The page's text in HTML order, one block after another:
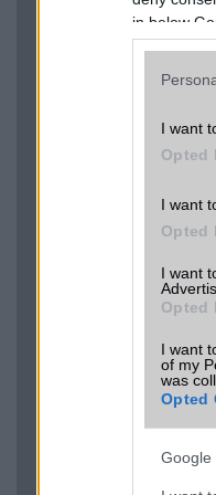
in below
I want
Opted
I want
Opted
I want
Opted
I want
of my
was
Opted
Google
Samsung